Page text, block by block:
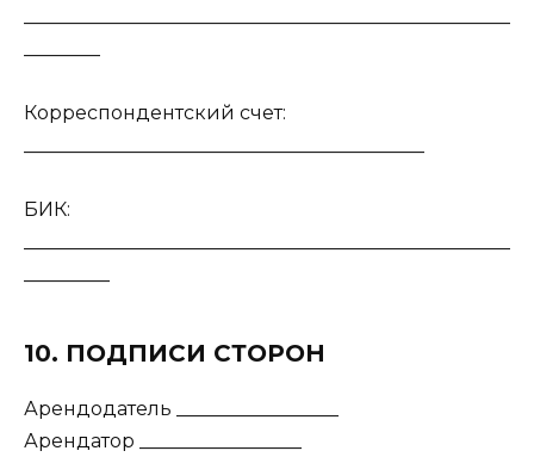
Корреспондентский счет:
БИК:
10. ПОДПИСИ СТОРОН
Арендодатель _________________
Арендатор _________________